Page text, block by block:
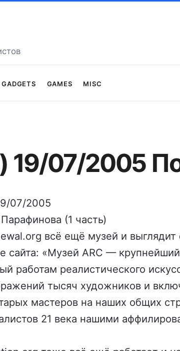
Gadgets Games Misc
19/07/2005
07/2005
(1 часть)
всё ещё музей и
сайта: «Музей ARC —
работам реалистического
тысяч художников и
мастеров на наших общих
21 века нашими